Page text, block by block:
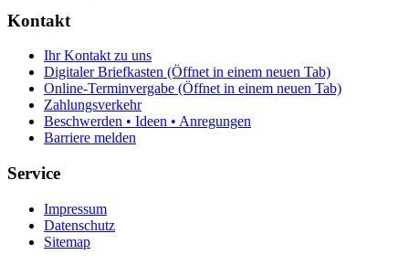
Kontakt
Ihr Kontakt zu uns
Digitaler Briefkasten (Öffnet in einem neuen Tab)
Online-Terminvergabe (Öffnet in einem neuen Tab)
Zahlungsverkehr
Beschwerden • Ideen • Anregungen
Barriere melden
Service
Impressum
Datenschutz
Sitemap